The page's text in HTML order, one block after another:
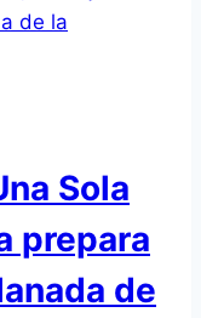
Sola
prepara
de